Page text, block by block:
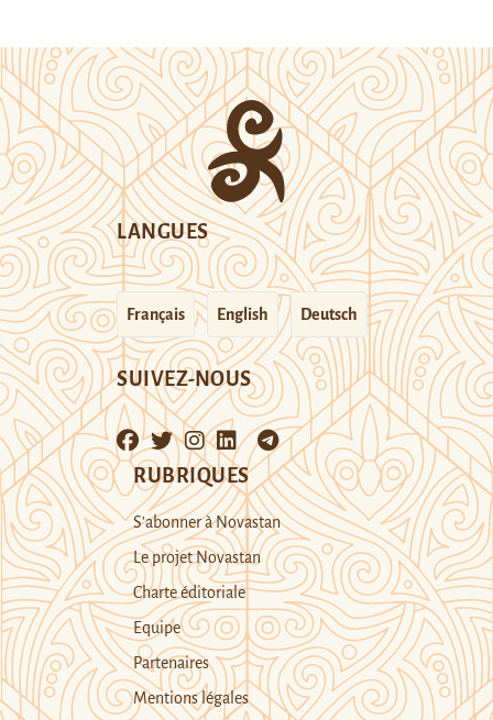
LANGUES
Français English Deutsch
SUIVEZ-NOUS
RUBRIQUES
S’abonner à Novastan
Le projet Novastan
Charte éditoriale
Equipe
Partenaires
Mentions légales